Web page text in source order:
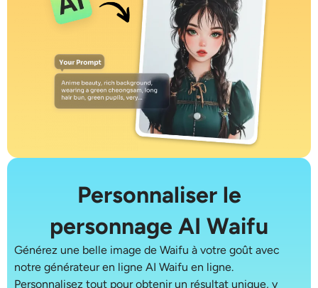
Effets vidéo
Amplificateur vidéo
Suppression de filigrane vidéo
Personnaliser le
personnage AI Waifu
Générez une belle image de Waifu à votre goût avec
notre générateur en ligne AI Waifu en ligne.
Personnalisez tout pour obtenir un résultat unique, y